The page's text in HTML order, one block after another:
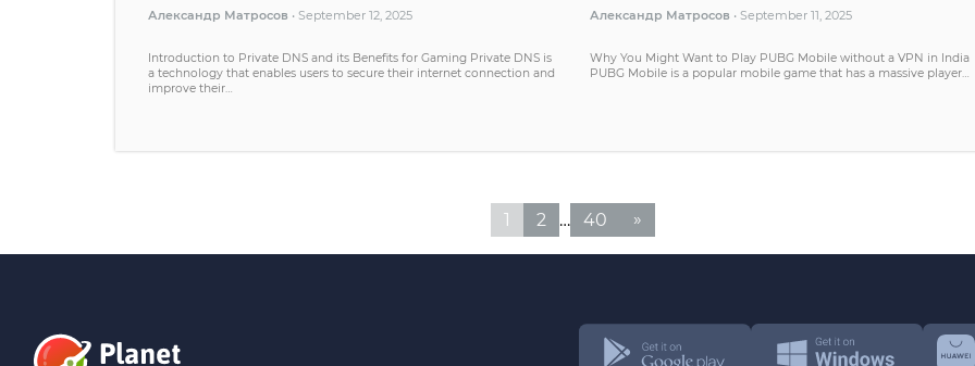
Александр Матросов • September 12, 2025
Introduction to Private DNS and its Benefits for Gaming Private DNS is
a technology that enables users to secure their internet connection and
improve their…
Александр Матросов • September 11, 2025
Why You Might Want to Play PUBG Mobile without a VPN in India
PUBG Mobile is a popular mobile game that has a massive player…
1 2 … 40 »